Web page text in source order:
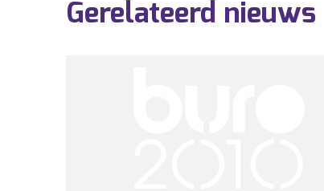
Gerelateerd nieuws